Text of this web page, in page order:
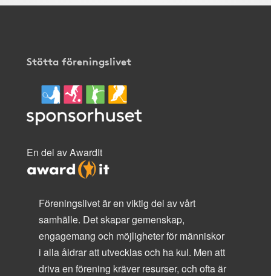
Stötta föreningslivet
En del av AwardIt
Föreningslivet är en viktig del av vårt
samhälle. Det skapar gemenskap,
engagemang och möjligheter för människor
i alla åldrar att utvecklas och ha kul. Men att
driva en förening kräver resurser, och ofta är